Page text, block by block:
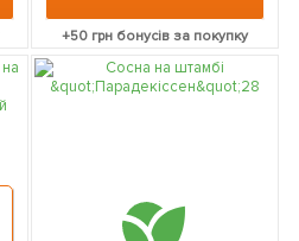
+50 грн бонусів за покупку